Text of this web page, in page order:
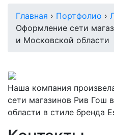
Главная › Портфолио ›
Оформление сети
и Московской области
Наша компания
сети магазинов Рив Гош
области в стиле бренда